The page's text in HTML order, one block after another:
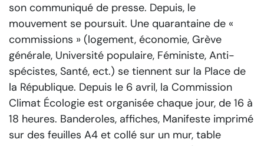
son communiqué de presse. Depuis, le
mouvement se poursuit. Une quarantaine de «
commissions » (logement, économie, Grève
générale, Université populaire, Féministe, Anti-
spécistes, Santé, ect.) se tiennent sur la Place de
la République. Depuis le 6 avril, la Commission
Climat Écologie est organisée chaque jour, de 16 à
18 heures. Banderoles, affiches, Manifeste imprimé
sur des feuilles A4 et collé sur un mur, table